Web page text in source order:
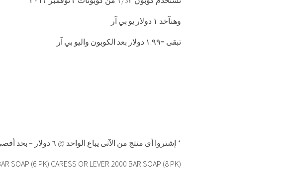
وهنآخد ١ دولار يو بي آر
تبقى =١.٩٩ دولار بعد الكوبون واليو بي آر
إشتروا أى منتج من الآتى يباع الواحد @ ٦ دولار – بحد أقصى ٤ *
SOAP (6 PK) CARESS OR LEVER 2000 BAR SOAP (8 PK)